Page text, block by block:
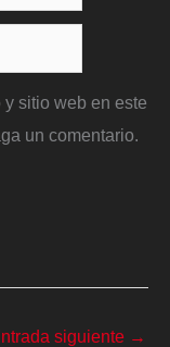
sitio web en este
un comentario.
siguiente →